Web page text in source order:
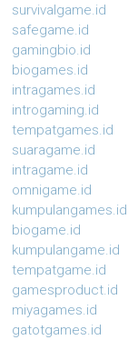
survivalgame.id
safegame.id
gamingbio.id
biogames.id
intragames.id
introgaming.id
tempatgames.id
suaragame.id
intragame.id
omnigame.id
kumpulangames.id
biogame.id
kumpulangame.id
tempatgame.id
gamesproduct.id
miyagames.id
gatotgames.id